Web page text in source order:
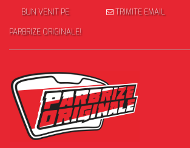
BUN VENIT PE
PARBRIZE ORIGINALE!
TRIMITE EMAIL